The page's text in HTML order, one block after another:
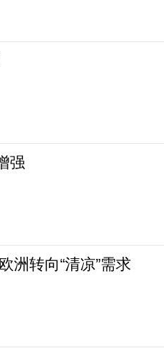
强
洲转向“清凉”需求